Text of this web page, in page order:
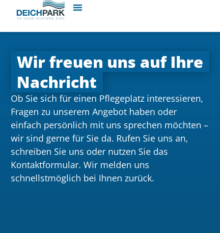
Wir freuen uns auf Ihre
Nachricht
Ob Sie sich für einen Pflegeplatz interessieren,
Fragen zu unserem Angebot haben oder
einfach persönlich mit uns sprechen möchten –
wir sind gerne für Sie da. Rufen Sie uns an,
schreiben Sie uns oder nutzen Sie das
Kontaktformular. Wir melden uns
schnellstmöglich bei Ihnen zurück.